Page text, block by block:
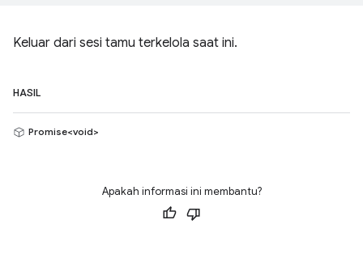
Keluar dari sesi tamu terkelola saat ini.
HASIL
Promise<void>
Apakah informasi ini membantu?